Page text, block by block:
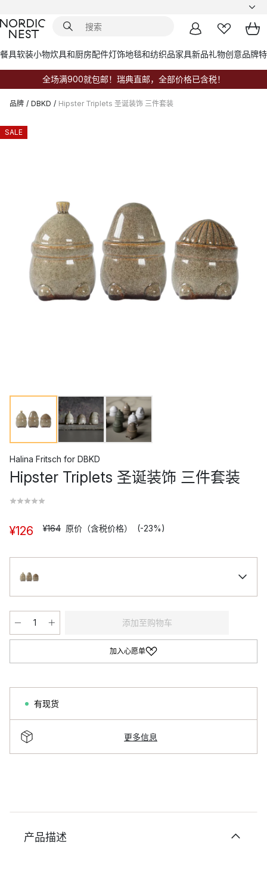
餐具软装小物炊具和厨房配件灯饰地毯和纺织品家具新品礼物创意品牌
全场满900就包邮！瑞典直邮，全部价格已含税！
品牌 / DBKD / Hipster Triplets 圣诞装饰 三件套装
SALE
Halina Fritsch for DBKD
Hipster Triplets 圣诞装饰 三件套装
¥126 ¥164 原价（含税价格） (-23%)
添加至购物车
加入心愿单
有现货
更多信息
产品描述